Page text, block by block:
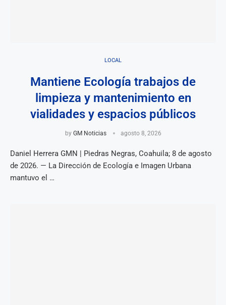
LOCAL
Mantiene Ecología trabajos de
limpieza y mantenimiento en
vialidades y espacios públicos
by GM Noticias agosto 8, 2026
Daniel Herrera GMN | Piedras Negras, Coahuila; 8 de agosto
de 2026. — La Dirección de Ecología e Imagen Urbana
mantuvo el …